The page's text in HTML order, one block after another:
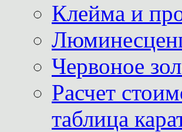
Клейма и
Червоное
Расчет
таблица